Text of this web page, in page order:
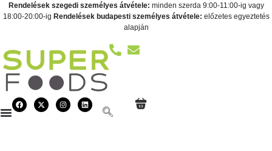
Rendelések szegedi személyes átvétele: minden szerda 9:00-11:00-ig vagy
18:00-20:00-ig Rendelések budapesti személyes átvétele: előzetes egyeztetés
alapján